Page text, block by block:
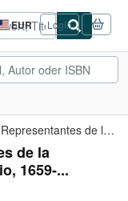
EUR
Seite
der
Einkaufseinstellungen.
Login
Los embajadores Representantes de la soberanía, garantes del ...
de la
1659-...